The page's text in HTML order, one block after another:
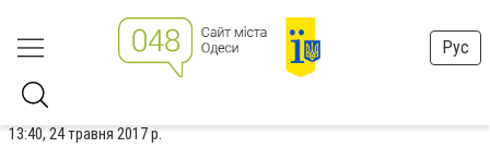
Рус
13:40, 24 травня 2017 р.